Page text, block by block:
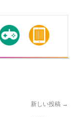
新しい投稿 →